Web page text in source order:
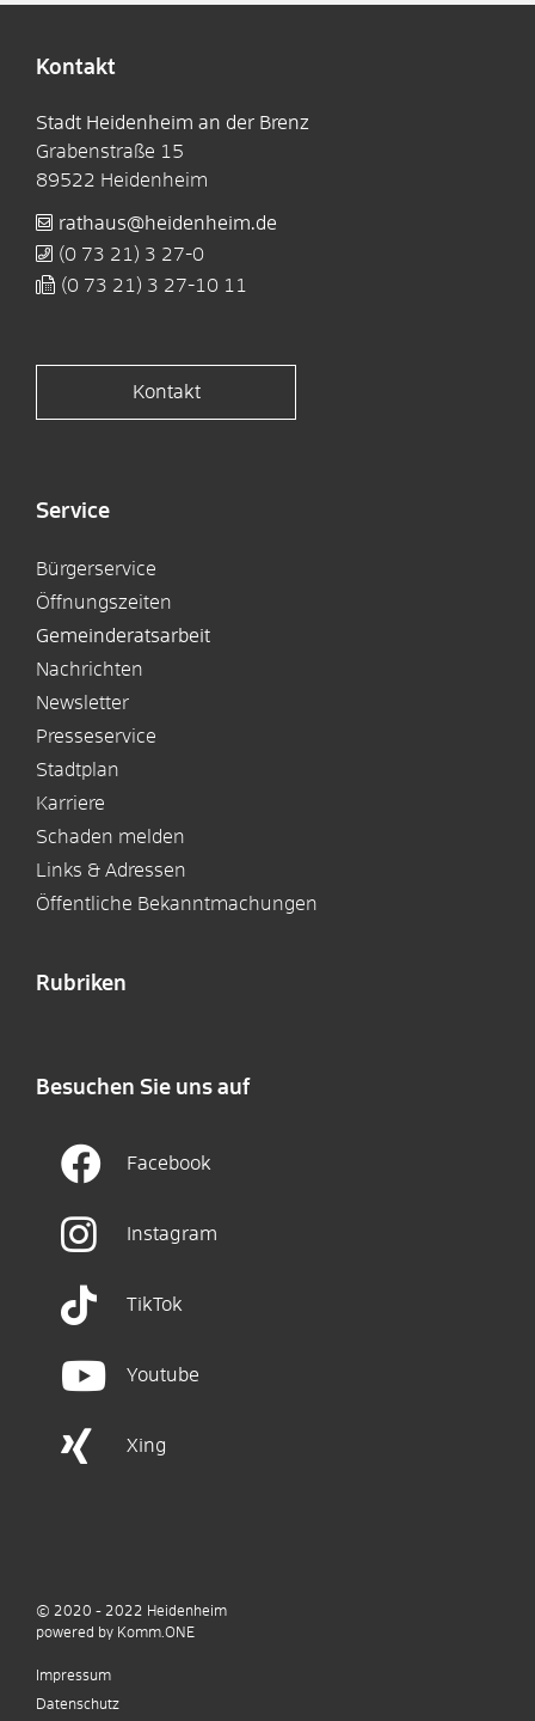
Kontakt
Stadt Heidenheim an der Brenz
Grabenstraße 15
89522 Heidenheim
rathaus@heidenheim.de
(0 73 21) 3 27-0
(0 73 21) 3 27-10 11
Kontakt
Service
Bürgerservice
Öffnungszeiten
Gemeinderatsarbeit
Nachrichten
Newsletter
Presseservice
Stadtplan
Karriere
Schaden melden
Links & Adressen
Öffentliche Bekanntmachungen
Rubriken
Besuchen Sie uns auf
Facebook
Instagram
TikTok
Youtube
Xing
© 2020 - 2022 Heidenheim
powered by Komm.ONE
Impressum
Datenschutz